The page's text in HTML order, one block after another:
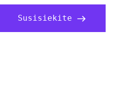
Susisiekite